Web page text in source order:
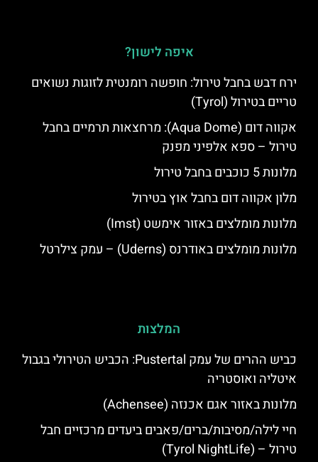
איפה לישון?
ירח דבש בחבל טירול: חופשה רומנטית לזוגות נשואים
טריים בטירול (Tyrol)
אקווה דום (Aqua Dome): מרחצאות תרמיים בחבל
טירול – ספא אלפיני מפנק
מלונות 5 כוכבים בחבל טירול
מלון אקווה דום בחבל אוץ בטירול
מלונות מומלצים באזור אימשט (Imst)
מלונות מומלצים באודרנס (Uderns) – עמק צילרטל
המלצות
כביש ההרים של עמק Pustertal: הכביש הטירולי בגבול
איטליה ואוסטריה
מלונות באזור אגם אכנזה (Achensee)
חיי לילה/מסיבות/ברים/פאבים ביעדים מרכזיים חבל
טירול – (Tyrol NightLife)